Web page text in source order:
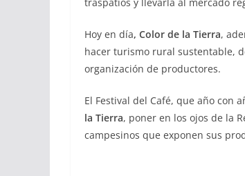
Hoy en día, Color de la Tierra,
hacer turismo rural sustentable,
organización de productores.
El Festival del Café, que año con
la Tierra, poner en los ojos de la
campesinos que exponen sus